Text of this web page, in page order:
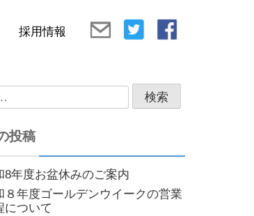
採用情報
投稿
8年度お盆休みのご案内
８年度ゴールデンウイークの営業
について